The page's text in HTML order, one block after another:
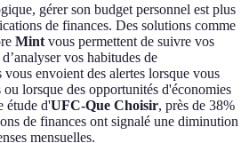
gérer son budget personnel est plus
de finances. Des solutions comme
Mint vous permettent de suivre vos
vos habitudes de
envoient des alertes lorsque vous
ou lorsque des opportunités d'économies
étude d'UFC-Que Choisir, près de 38%
de finances ont signalé une diminution
mensuelles.